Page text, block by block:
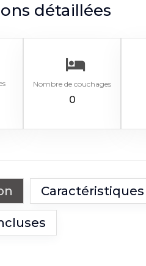
détaillées
Nombre de couchages
0
Caractéristiques